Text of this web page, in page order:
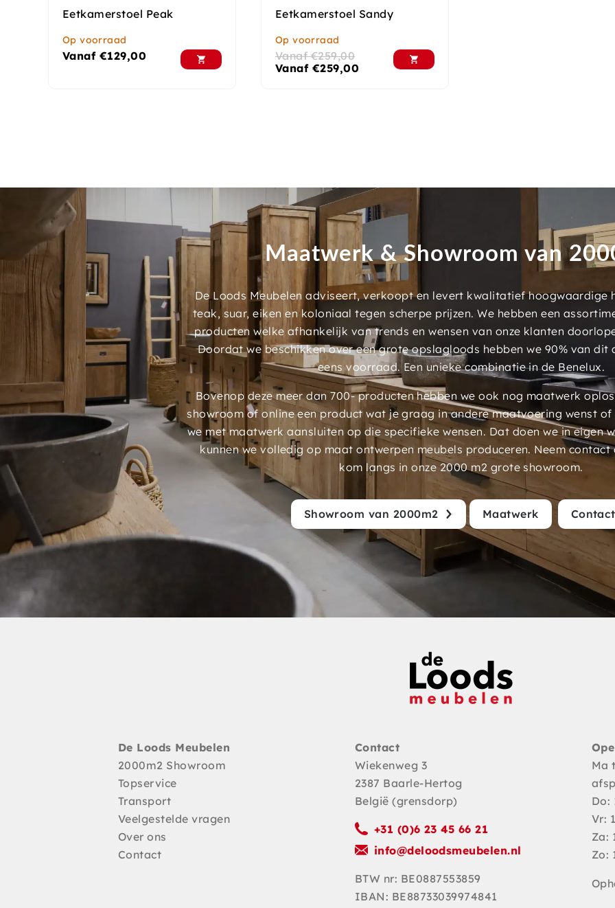
Eetkamerstoel Peak
Op voorraad
Vanaf €129,00
Eetkamerstoel Sandy
Op voorraad
Vanaf€259,00
Vanaf €259,00
Maatwerk & Showroom van
De Loods Meubelen adviseert, verkoopt en levert kwalitatief hoogwaardige
teak, suar, eiken en koloniaal tegen scherpe prijzen. We hebben een
producten welke afhankelijk van trends en wensen van onze klanten
Doordat we beschikken over een grote opslagloods hebben we 90% van
eens voorraad. Een unieke combinatie in de Benelux.
Bovenop deze meer dan 700- producten hebben we ook nog maatwerk
showroom of online een product wat je graag in andere maatvoering wenst
we met maatwerk aansluiten op die specifieke wensen. Dat doen we in eigen
kunnen we volledig op maat ontwerpen meubels produceren. Neem contact
kom langs in onze 2000 m2 grote showroom.
Showroom van 2000m2 Maatwerk Contact
De Loods Meubelen
2000m2 Showroom
Topservice
Transport
Veelgestelde vragen
Over ons
Contact
Contact
Wiekenweg 3
2387 Baarle-Hertog
België (grensdorp)
+31 (0)6 23 45 66 21
info@deloodsmeubelen.nl
BTW nr: BE0887553859
IBAN: BE88733039974841
Ma
Do:
Vr:
Za:
Zo: